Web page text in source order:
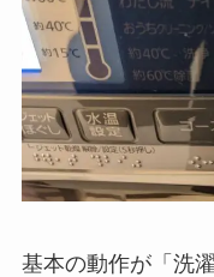
基本の動作が「洗